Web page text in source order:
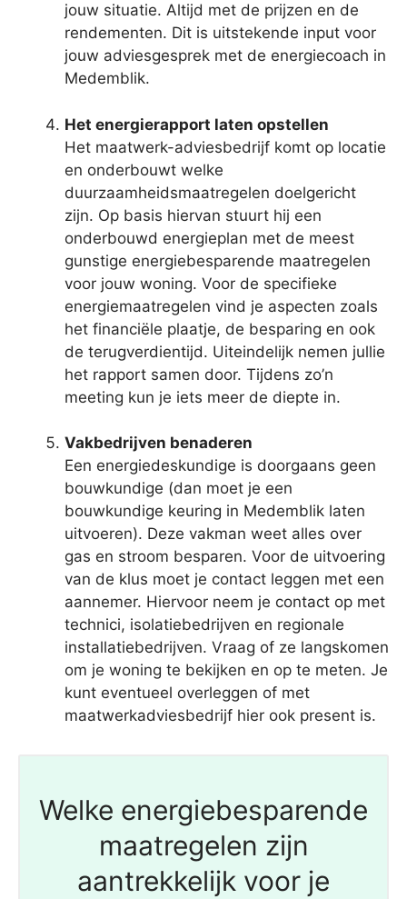
jouw situatie. Altijd met de prijzen en de
rendementen. Dit is uitstekende input voor
jouw adviesgesprek met de energiecoach in
Medemblik.
Het energierapport laten opstellen
Het maatwerk-adviesbedrijf komt op locatie
en onderbouwt welke
duurzaamheidsmaatregelen doelgericht
zijn. Op basis hiervan stuurt hij een
onderbouwd energieplan met de meest
gunstige energiebesparende maatregelen
voor jouw woning. Voor de specifieke
energiemaatregelen vind je aspecten zoals
het financiële plaatje, de besparing en ook
de terugverdientijd. Uiteindelijk nemen jullie
het rapport samen door. Tijdens zo’n
meeting kun je iets meer de diepte in.
Vakbedrijven benaderen
Een energiedeskundige is doorgaans geen
bouwkundige (dan moet je een
bouwkundige keuring in Medemblik laten
uitvoeren). Deze vakman weet alles over
gas en stroom besparen. Voor de uitvoering
van de klus moet je contact leggen met een
aannemer. Hiervoor neem je contact op met
technici, isolatiebedrijven en regionale
installatiebedrijven. Vraag of ze langskomen
om je woning te bekijken en op te meten. Je
kunt eventueel overleggen of met
maatwerkadviesbedrijf hier ook present is.
Welke energiebesparende
maatregelen zijn
aantrekkelijk voor je